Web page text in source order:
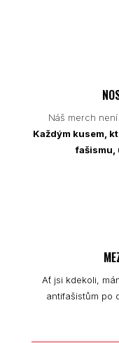
Náš merch
Každým kusem,
fašismu,
Ať jsi kdekoli,
antifašistům po